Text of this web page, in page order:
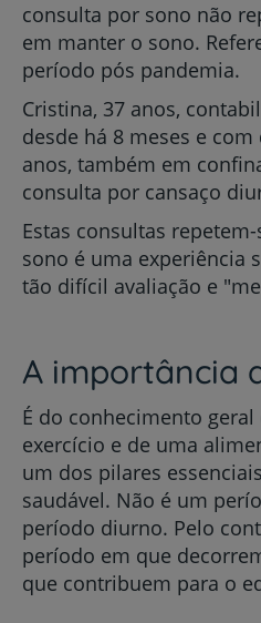
consulta por sono não
em manter o sono.
período pós pandemia.
Cristina, 37 anos,
desde há 8 meses e
anos, também em
consulta por cansaço
Estas consultas
sono é uma experiência
tão difícil avaliação e
A importância
É do conhecimento
exercício e de uma
um dos pilares
saudável. Não é um
período diurno. Pelo
período em que
que contribuem para o